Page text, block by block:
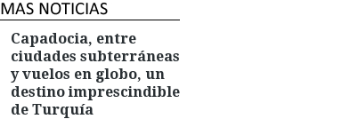
Capadocia, entre
ciudades subterráneas
y vuelos en globo, un
destino imprescindible
de Turquía